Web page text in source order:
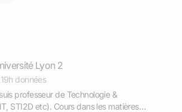
Lyon 2
données
professeur de Technologie &
STI2D etc). Cours dans les matières